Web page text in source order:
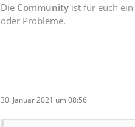
Die Community ist für euch
oder Probleme.
30. Januar 2021 um 08:56